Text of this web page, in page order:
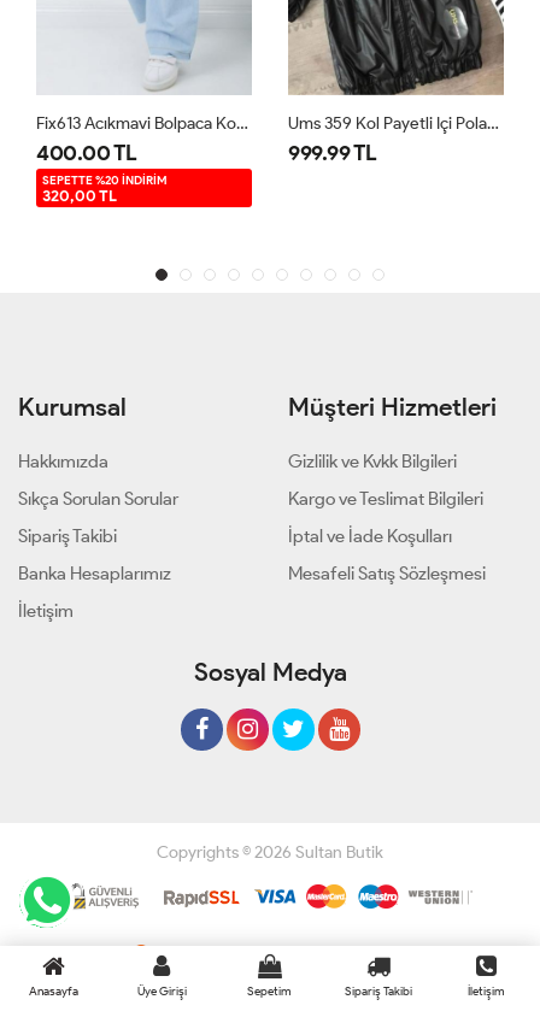
Fix613 Acıkmavi Bolpaca Kot Pantolon Acıkmavi
400.00 TL
SEPETTE %20 İNDİRİM
320,00 TL
Ums 359 Kol Payetli Içi Polarlı Mont Siyah
999.99 TL
Kurumsal
Hakkımızda
Sıkça Sorulan Sorular
Sipariş Takibi
Banka Hesaplarımız
İletişim
Müşteri Hizmetleri
Gizlilik ve Kvkk Bilgileri
Kargo ve Teslimat Bilgileri
İptal ve İade Koşulları
Mesafeli Satış Sözleşmesi
Sosyal Medya
Copyrights © 2026 Sultan Butik
Geliştir - powered by innovation
Anasayfa Üye Girişi Sepetim Sipariş Takibi İletişim